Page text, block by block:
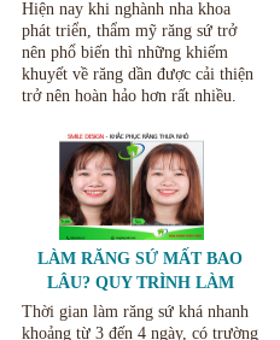
BỌC SỨ THẨM MỸ HIỆU
QUẢ.
Hiện nay khi nghành nha khoa
phát triển, thẩm mỹ răng sứ trở
nên phổ biến thì những khiếm
khuyết về răng dần được cải thiện
trở nên hoàn hảo hơn rất nhiều.
LÀM RĂNG SỨ MẤT BAO
LÂU? QUY TRÌNH LÀM
RĂNG SỨ.
Thời gian làm răng sứ khá nhanh
khoảng từ 3 đến 4 ngày, có trường